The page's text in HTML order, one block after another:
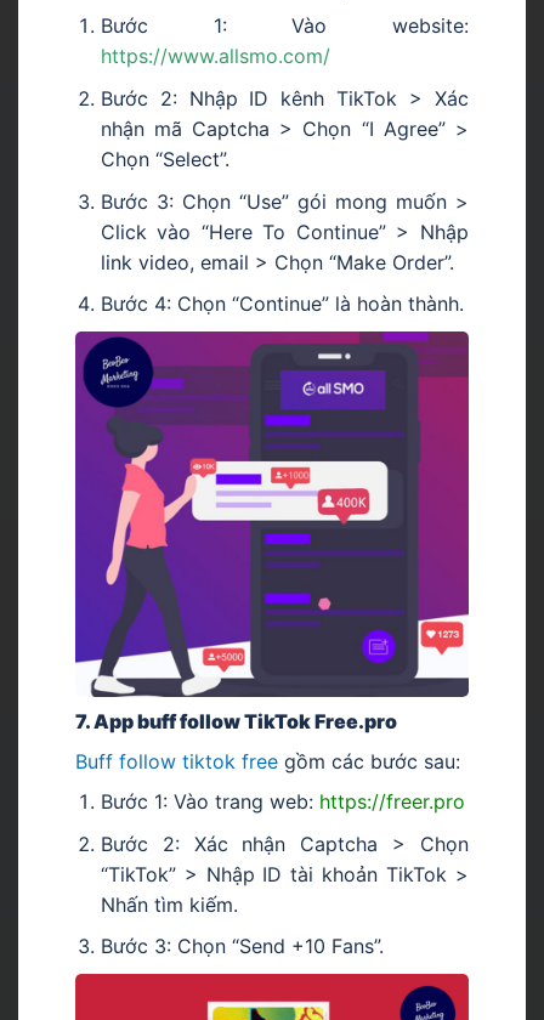
Bước 1: Vào website:
https://www.allsmo.com/
Bước 2: Nhập ID kênh TikTok > Xác
nhận mã Captcha > Chọn “I Agree” >
Chọn “Select”.
Bước 3: Chọn “Use” gói mong muốn >
Click vào “Here To Continue” > Nhập
link video, email > Chọn “Make Order”.
Bước 4: Chọn “Continue” là hoàn thành.
7. App buff follow TikTok Free.pro
Buff follow tiktok free gồm các bước sau:
Bước 1: Vào trang web: https://freer.pro
Bước 2: Xác nhận Captcha > Chọn
“TikTok” > Nhập ID tài khoản TikTok >
Nhấn tìm kiếm.
Bước 3: Chọn “Send +10 Fans”.